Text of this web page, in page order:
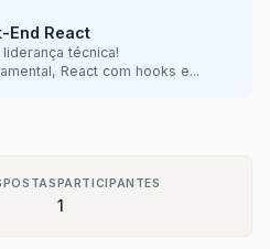
End React
técnica!
React com hooks e...
PARTICIPANTES
1